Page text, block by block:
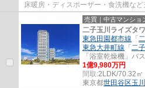
床暖房・ディスポーザー・食洗機な
ください。
売買｜中古マンショ
二子玉川ライズタ
東急田園都市線 「
東急大井町線 「 二
「浴室乾燥機」
1億9,980万円
間取:2LDK/70.32㎡
東京都世田谷区玉川